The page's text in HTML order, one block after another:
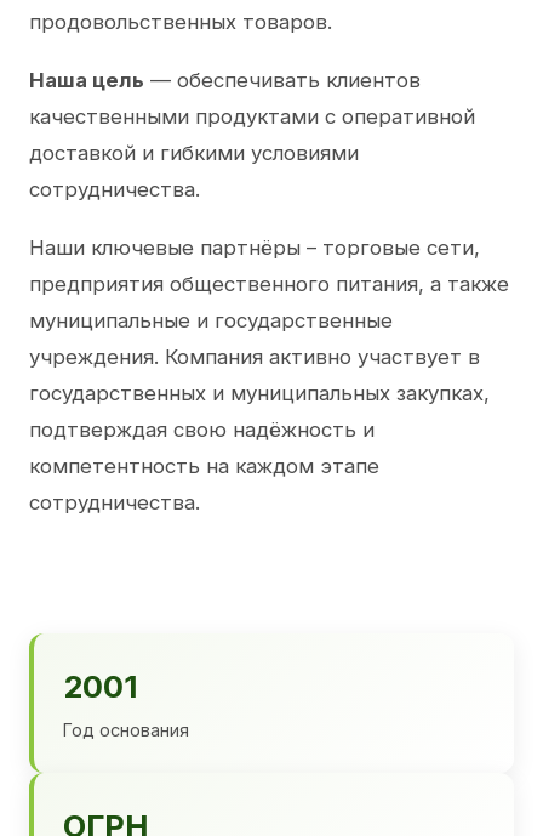
продовольственных товаров.
Наша цель — обеспечивать клиентов
качественными продуктами с оперативной
доставкой и гибкими условиями
сотрудничества.
Наши ключевые партнёры – торговые сети,
предприятия общественного питания, а также
муниципальные и государственные
учреждения. Компания активно участвует в
государственных и муниципальных закупках,
подтверждая свою надёжность и
компетентность на каждом этапе
сотрудничества.
2001
Год основания
ОГРН